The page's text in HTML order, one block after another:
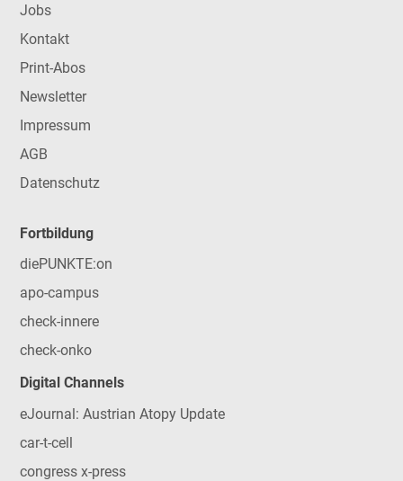
Jobs
Kontakt
Print-Abos
Newsletter
Impressum
AGB
Datenschutz
Fortbildung
diePUNKTE:on
apo-campus
check-innere
check-onko
Digital Channels
eJournal: Austrian Atopy Update
car-t-cell
congress x-press